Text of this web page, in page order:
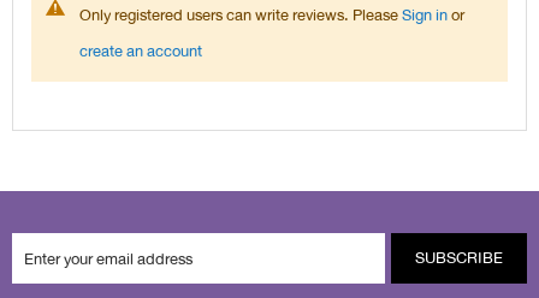
Only registered users can write reviews. PleaseSign inor
create an account
SUBSCRIBE